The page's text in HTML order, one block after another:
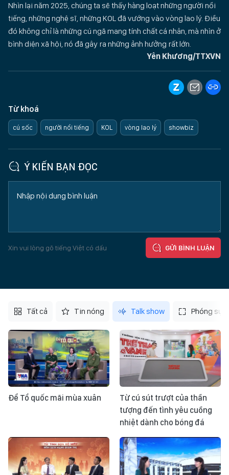
Nhìn lại năm 2025, chúng ta sẽ thấy hàng loạt những người nổi
tiếng, những nghệ sĩ, những KOL đã vướng vào vòng lao lý. Điều
đó không chỉ là những cú ngã mang tính chất cá nhân, mà nhìn ở
bình diện xã hội, nó đã gây ra những ảnh hưởng rất lớn.
Yên Khương/TTXVN
Từ khoá
cú sốc người nổi tiếng KOL vòng lao lý showbiz
Ý KIẾN BẠN ĐỌC
Xin vui lòng gõ tiếng Việt có dấu GỬI BÌNH LUẬN
Tất cả Tin nóng Talk show Phóng sự
Để Tổ quốc mãi mùa xuân
Từ cú sút trượt của thần
tượng đến tình yêu cuồng
nhiệt dành cho bóng đá